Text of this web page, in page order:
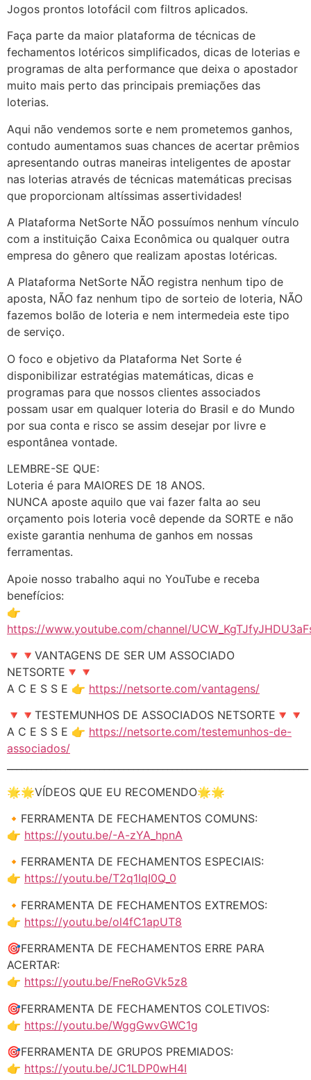
Jogos prontos lotofácil com filtros aplicados.
Faça parte da maior plataforma de técnicas de
fechamentos lotéricos simplificados, dicas de loterias e
programas de alta performance que deixa o apostador
muito mais perto das principais premiações das
loterias.
Aqui não vendemos sorte e nem prometemos ganhos,
contudo aumentamos suas chances de acertar prêmios
apresentando outras maneiras inteligentes de apostar
nas loterias através de técnicas matemáticas precisas
que proporcionam altíssimas assertividades!
A Plataforma NetSorte NÃO possuímos nenhum vínculo
com a instituição Caixa Econômica ou qualquer outra
empresa do gênero que realizam apostas lotéricas.
A Plataforma NetSorte NÃO registra nenhum tipo de
aposta, NÃO faz nenhum tipo de sorteio de loteria, NÃO
fazemos bolão de loteria e nem intermedeia este tipo
de serviço.
O foco e objetivo da Plataforma Net Sorte é
disponibilizar estratégias matemáticas, dicas e
programas para que nossos clientes associados
possam usar em qualquer loteria do Brasil e do Mundo
por sua conta e risco se assim desejar por livre e
espontânea vontade.
LEMBRE-SE QUE:
Loteria é para MAIORES DE 18 ANOS.
NUNCA aposte aquilo que vai fazer falta ao seu
orçamento pois loteria você depende da SORTE e não
existe garantia nenhuma de ganhos em nossas
ferramentas.
Apoie nosso trabalho aqui no YouTube e receba
benefícios:
👉
https://www.youtube.com/channel/
🔻🔻VANTAGENS DE SER UM ASSOCIADO
NETSORTE🔻🔻
A C E S S E 👉 https://netsorte.com/vantagens/
🔻🔻TESTEMUNHOS DE ASSOCIADOS NETSORTE🔻🔻
A C E S S E 👉 https://netsorte.com/testemunhos-de-
associados/
🌟🌟VÍDEOS QUE EU RECOMENDO🌟🌟
🔸FERRAMENTA DE FECHAMENTOS COMUNS:
👉 https://youtu.be/-A-zYA_hpnA
🔸FERRAMENTA DE FECHAMENTOS ESPECIAIS:
👉 https://youtu.be/T2q1IqI0Q_0
🔸FERRAMENTA DE FECHAMENTOS EXTREMOS:
👉 https://youtu.be/ol4fC1apUT8
🎯FERRAMENTA DE FECHAMENTOS ERRE PARA
ACERTAR:
👉 https://youtu.be/FneRoGVk5z8
🎯FERRAMENTA DE FECHAMENTOS COLETIVOS:
👉 https://youtu.be/WggGwvGWC1g
🎯FERRAMENTA DE GRUPOS PREMIADOS:
👉 https://youtu.be/JC1LDP0wH4I